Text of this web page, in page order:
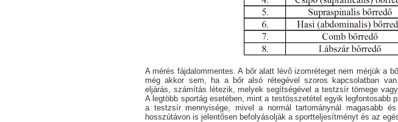
A mérés fájdalommentes. A bőr alatt lévő izomréteget nem mérjük a
még akkor sem, ha a bőr alsó rétegével szoros kapcsolatban
eljárás, számítás létezik, melyek segítségével a testzsír tömege
A legtöbb sportág esetében, mint a testösszetétel egyik legfontosabb
a testzsír mennyisége, mivel a normál tartománynál magasabb
hosszútávon is jelentősen befolyásolják a sportteljesítményt és az